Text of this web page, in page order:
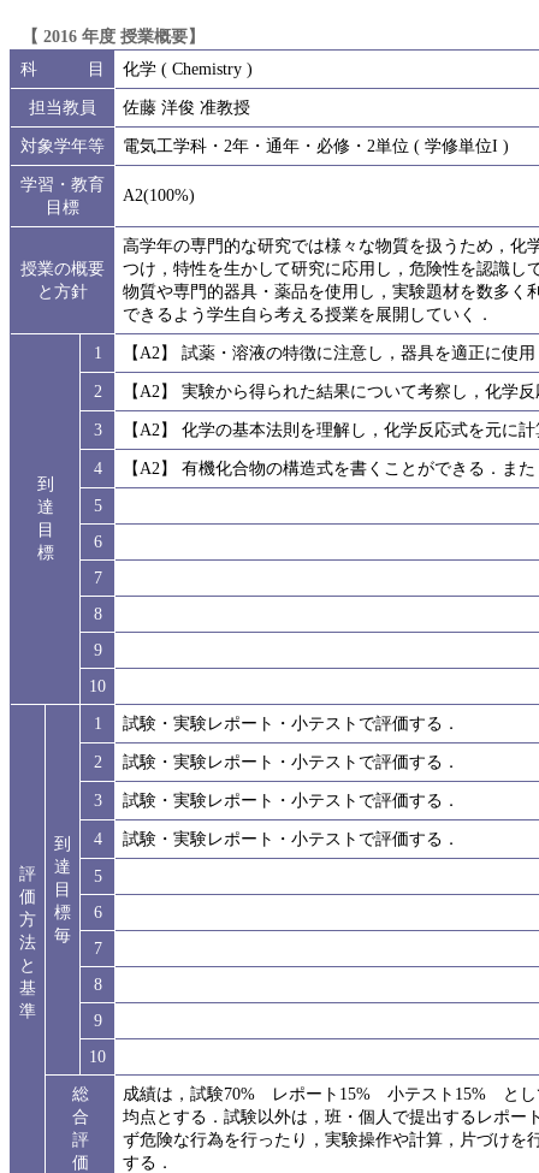
【 2016 年度 授業概要】
科 目
化学 ( Chemistry )
担当教員
佐藤 洋俊 准教授
対象学年等
電気工学科・2年・通年・必修・2単位 ( 学修単位I )
学習・教育
目標
A2(100%)
授業の概要
と方針
高学年の専門的な研究では様々な物質を扱うため，
つけ，特性を生かして研究に応用し，危険性を認識
物質や専門的器具・薬品を使用し，実験題材を数多
できるよう学生自ら考える授業を展開していく．
到
達
目
標
1
【A2】 試薬・溶液の特徴に注意し，器具を適正に使
2
【A2】 実験から得られた結果について考察し，化学
3
【A2】 化学の基本法則を理解し，化学反応式を元に
4
【A2】 有機化合物の構造式を書くことができる．ま
5
6
7
8
9
10
評
価
方
法
と
基
準
到
達
目
標
毎
1
試験・実験レポート・小テストで評価する．
2
試験・実験レポート・小テストで評価する．
3
試験・実験レポート・小テストで評価する．
4
試験・実験レポート・小テストで評価する．
5
6
7
8
9
10
総
合
評
価
成績は，試験70% レポート15% 小テスト15% とし
均点とする．試験以外は，班・個人で提出するレポー
ず危険な行為を行ったり，実験操作や計算，片づけを
する．